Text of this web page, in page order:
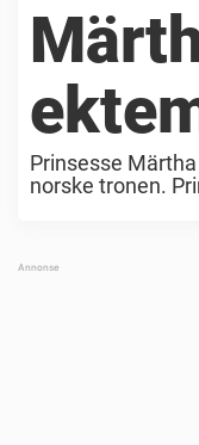
Prinsesse
norske tronen.